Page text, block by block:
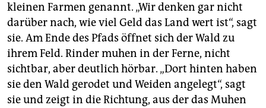
kleinen Farmen genannt. „Wir denken gar nicht
darüber nach, wie viel Geld das Land wert ist“, sagt
sie. Am Ende des Pfads öffnet sich der Wald zu
ihrem Feld. Rinder muhen in der Ferne, nicht
sichtbar, aber deutlich hörbar. „Dort hinten haben
sie den Wald gerodet und Weiden angelegt“, sagt
sie und zeigt in die Richtung, aus der das Muhen